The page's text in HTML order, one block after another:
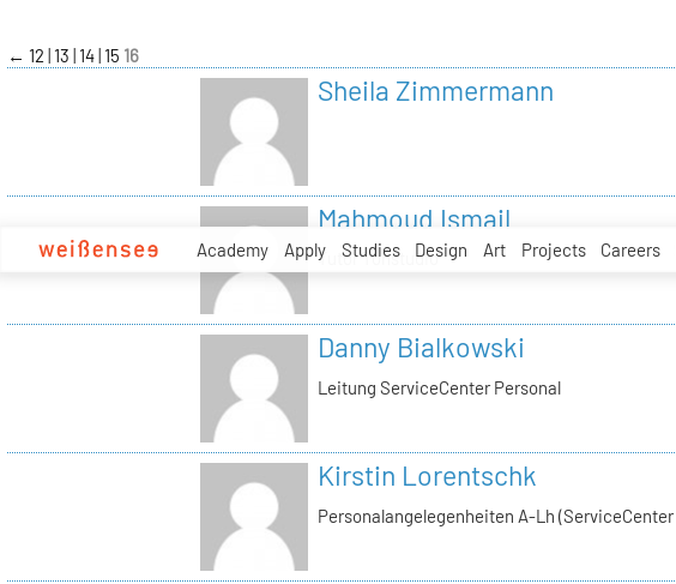
Academy Apply Studies Design Art Projects Careers
← 12 13 14 15 16
Sheila Zimmermann
Mahmoud Ismail
Tutor Tonstudio
Danny Bialkowski
Leitung ServiceCenter Personal
Kirstin Lorentschk
Personalangelegenheiten A-Lh